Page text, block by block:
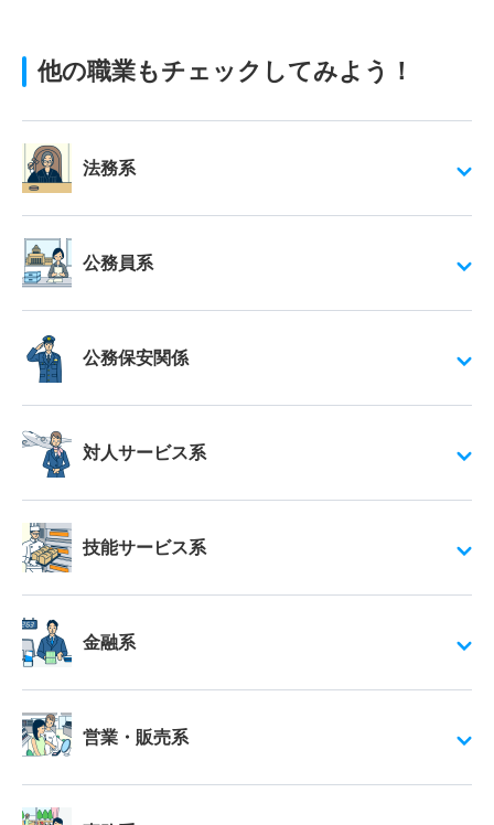
他の職業もチェックしてみよう！
法務系
公務員系
公務保安関係
対人サービス系
技能サービス系
金融系
営業・販売系